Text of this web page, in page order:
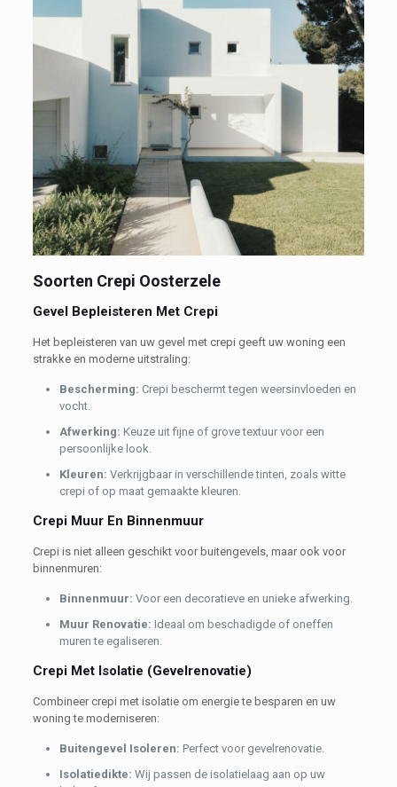
Soorten Crepi Oosterzele
Gevel Bepleisteren Met Crepi
Het bepleisteren van uw gevel met crepi geeft uw woning een
strakke en moderne uitstraling:
Bescherming: Crepi beschermt tegen weersinvloeden en
vocht.
Afwerking: Keuze uit fijne of grove textuur voor een
persoonlijke look.
Kleuren: Verkrijgbaar in verschillende tinten, zoals witte
crepi of op maat gemaakte kleuren.
Crepi Muur En Binnenmuur
Crepi is niet alleen geschikt voor buitengevels, maar ook voor
binnenmuren:
Binnenmuur: Voor een decoratieve en unieke afwerking.
Muur Renovatie: Ideaal om beschadigde of oneffen
muren te egaliseren.
Crepi Met Isolatie (Gevelrenovatie)
Combineer crepi met isolatie om energie te besparen en uw
woning te moderniseren:
Buitengevel Isoleren: Perfect voor gevelrenovatie.
Isolatiedikte: Wij passen de isolatielaag aan op uw